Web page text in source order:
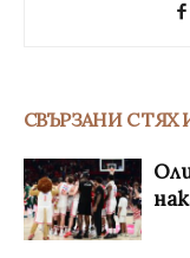
СВЪРЗАНИ С ТЯХ